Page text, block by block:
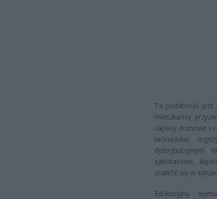
Ta podatność jest
mieszkańcy
zapasy domowe i
łańcuchów
dystrybucyjnymi.
sabotażowe,
znaleźć się w
Edukacyjny